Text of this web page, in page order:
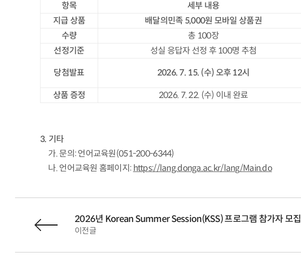
항목
세부 내용
지급 상품
배달의민족 5,000원 모바일 상품권
수량
총 100장
선정기준
성실 응답자 선정 후 100명 추첨
당첨발표 2026. 7. 15. (수)오후 12시
상품 증정
2026. 7. 22. (수) 이내 완료
3. 기타
가. 문의: 언어교육원(051-200-6344)
나. 언어교육원 홈페이지: https://lang.donga.ac.kr/lang/Main.do
이전글
2026년 Korean Summer Session(KSS) 프로그램 참가자 모